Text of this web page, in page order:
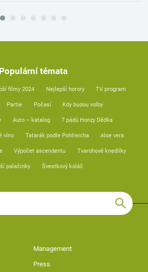
Populární témata
filmy 2024 Nejlepší horory TV program
Partie Počasí Kdy budou volby
Auto – katalog 7 pádů Honzy Dědka
víno Tatarák podle Pohlreicha Aloe vera
Výpočet ascendentu Tvarohové knedlíky
palačinky Švestkový koláč
Management
Press